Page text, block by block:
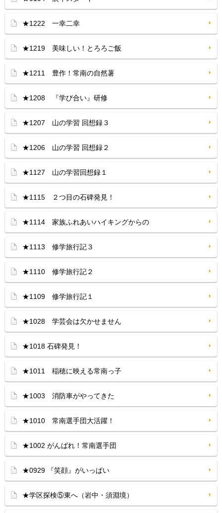
★1222 一幸二幸
★1219 美味しい！とろろご飯
★1211 豊作！常南の自然薯
★1208 『学び合い』研修
★1207 山の学習 回想録３
★1206 山の学習 回想録２
★1127 山の学習回想録１
★1115 ２つ目の石碑発見！
★1114 家族ふれあいハイキングからの
★1113 修学旅行記３
★1110 修学旅行記２
★1109 修学旅行記１
★1028 学芸会は欠かせません
★1018 石碑発見！
★1011 稲穂に映える常南っ子
★1003 消防車がやってきた
★1010 常南選手団大活躍！
★1002 がんばれ！常南選手団
★0929 『笑顔』がいっぱい
★学区探検⑤東へ（岩中・須淵境）